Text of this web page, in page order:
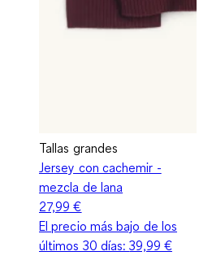
Tallas grandes
Jersey con cachemir -
mezcla de lana
27,99 €
El precio más bajo de los
últimos 30 días:39,99 €